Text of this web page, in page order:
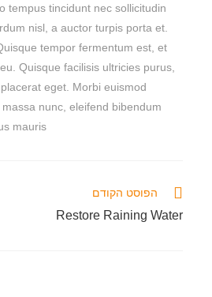
tempus tincidunt nec sollicitudin
nisl, a auctor turpis porta et.
tempor fermentum est, et
Quisque facilisis ultricies purus,
eget. Morbi euismod
nunc, eleifend bibendum
mauris.
הפוסט הקודם
Restore Raining Water